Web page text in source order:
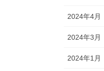
2024年4月
2024年3月
2024年1月